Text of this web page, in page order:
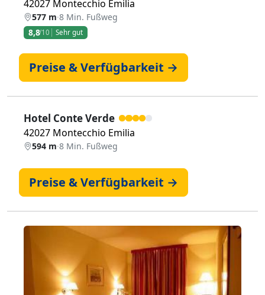
42027 Montecchio Emilia
577 m·8 Min. Fußweg
8,8/10 Sehr gut
Preise & Verfügbarkeit →
Hotel Conte Verde
42027 Montecchio Emilia
594 m·8 Min. Fußweg
Preise & Verfügbarkeit →